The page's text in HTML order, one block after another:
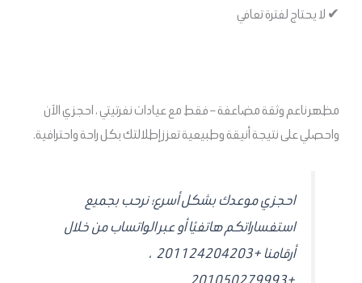
✔ لا يحتاج لفترة تعافي
مظهر ناعم وثقة مضاعفة – فقط مع عيادات نفرتيتي ، احجزي الآن
واحصلي على نتيجة أنيقة وطبيعية تعزز إطلالتك بكل راحة واحترافية.
احجزي موعدك بشكل أسرع؛ نرحب بجميع
استفساراتكم هاتفيًا أو عبر الواتساب من خلال
أرقامنا +201124204203 ،